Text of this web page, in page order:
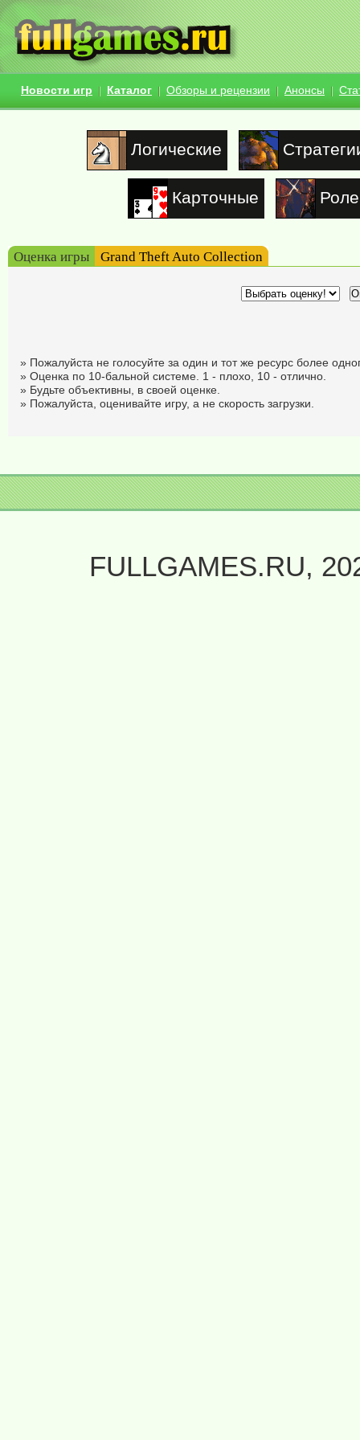
Новости игр Каталог Обзоры и рецензии Анонсы
Логические
Карточные
Оценка игры Grand Theft Auto Collection
» Пожалуйста не голосуйте за один и тот же ресурс более
» Оценка по 10-бальной системе. 1 - плохо, 10 - отлично.
» Будьте объективны, в своей оценке.
» Пожалуйста, оценивайте игру, а не скорость загрузки.
FULLGAMES.RU,